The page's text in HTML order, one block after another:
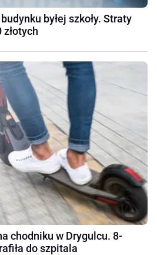
byłej szkoły. Straty
chodniku w Drygulcu. 8-
do szpitala